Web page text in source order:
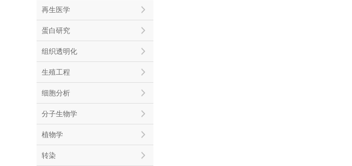
再生医学
蛋白研究
组织透明化
生殖工程
细胞分析
分子生物学
植物学
转染